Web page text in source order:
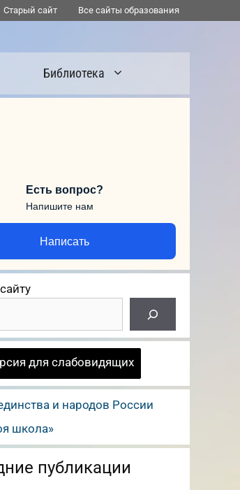
Старый сайт Все сайты образования
Библиотека
Есть вопрос?
Напишите нам
Написать
для слабовидящих
и народов России
школа»
публикации